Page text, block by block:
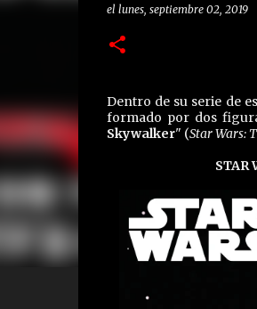
el lunes, septiembre 02, 2019
Dentro de su serie de
formado por dos
Skywalker" (Star Wars:
STAR